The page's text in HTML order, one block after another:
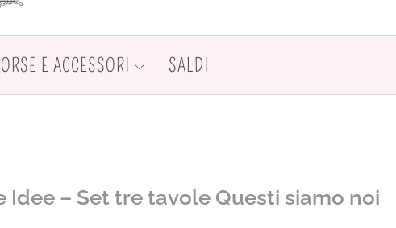
E ACCESSORI SALDI
Idee – Set tre tavole Questi siamo noi